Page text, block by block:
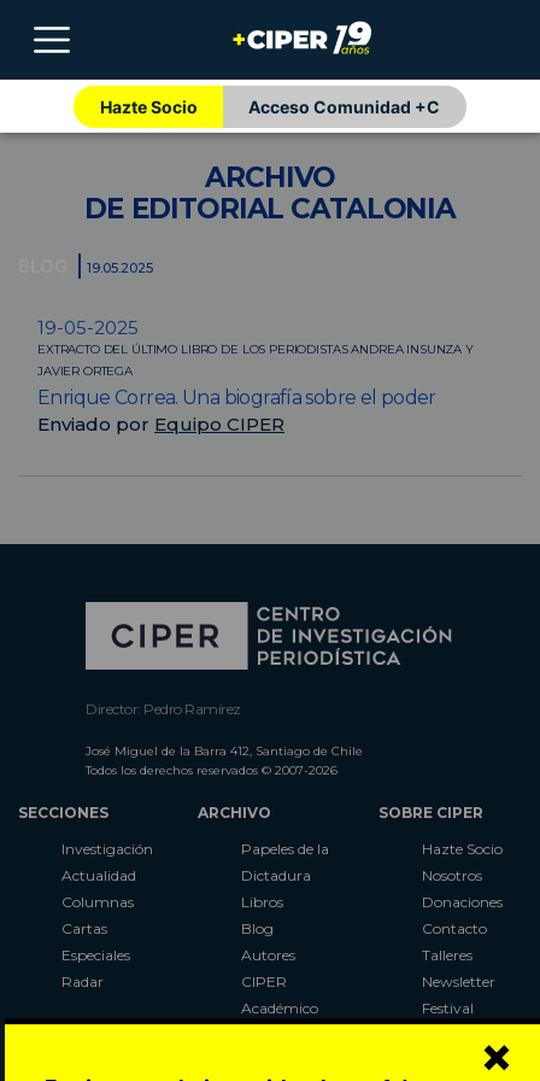
×
Hazte Socio Acceso Comunidad +C
ARCHIVO
DE EDITORIAL CATALONIA
19.05.2025
19-05-2025
EXTRACTO DEL ÚLTIMO LIBRO DE LOS PERIODISTAS ANDREA INSUNZA Y
JAVIER ORTEGA
Enrique Correa. Una biografía sobre el poder
Enviado por Equipo CIPER
Director: Pedro Ramírez
José Miguel de la Barra 412, Santiago de Chile
Todos los derechos reservados © 2007-2026
SECCIONES
Investigación
Actualidad
Columnas
Cartas
Especiales
Radar
ARCHIVO
Papeles de la
Dictadura
Libros
Blog
Autores
CIPER
Académico
SOBRE CIPER
Hazte Socio
Nosotros
Donaciones
Contacto
Talleres
Newsletter
Festival